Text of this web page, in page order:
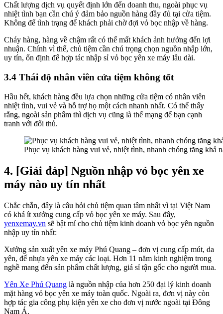
Chất lượng dịch vụ quyết định lớn đến doanh thu, ngoài phục vụ
nhiệt tình bạn cần chú ý đảm bảo nguồn hàng đầy đủ tại cửa tiệm.
Không để tình trạng để khách phải chờ đợi vỏ bọc nhập về hàng.
Cháy hàng, hàng về chậm rất có thể mất khách ảnh hưởng đến lợi
nhuận. Chính vì thế, chủ tiệm cần chú trọng chọn nguồn nhập lớn,
uy tín, ổn định để hợp tác nhập sỉ vỏ bọc yên xe máy lâu dài.
3.4 Thái độ nhân viên cửa tiệm không tốt
Hầu hết, khách hàng đều lựa chọn những cửa tiệm có nhân viên
nhiệt tình, vui vẻ và hỗ trợ họ một cách nhanh nhất. Có thể thấy
rằng, ngoài sản phẩm thì dịch vụ cũng là thế mạng để bạn cạnh
tranh với đối thủ.
Phục vụ khách hàng vui vẻ, nhiệt tình, nhanh chóng tăng khả
4. [Giải đáp] Nguồn nhập vỏ bọc yên xe
máy nào uy tín nhất
Chắc chắn, đây là câu hỏi chủ tiệm quan tâm nhất vì tại Việt Nam
có khá ít xưởng cung cấp vỏ bọc yên xe máy. Sau đây,
yenxemay.vn sẽ bật mí cho chủ tiệm kinh doanh vỏ bọc yên nguồn
nhập uy tín nhất:
Xưởng sản xuất yên xe máy Phú Quang – đơn vị cung cấp mút, da
yên, đế nhựa yên xe máy các loại. Hơn 11 năm kinh nghiệm trong
nghề mang đến sản phẩm chất lượng, giá sỉ tận gốc cho người mua.
Yên Xe Phú Quang là nguồn nhập của hơn 250 đại lý kinh doanh
mặt hàng vỏ bọc yên xe máy toàn quốc. Ngoài ra, đơn vị này còn
hợp tác gia công phụ kiện yên xe cho đơn vị nước ngoài tại Đông
Nam Á.